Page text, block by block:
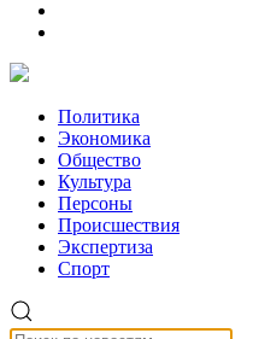
Политика
Экономика
Общество
Культура
Персоны
Происшествия
Экспертиза
Спорт